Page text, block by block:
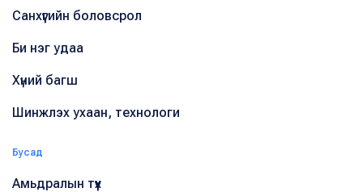
Санхүүгийн боловсрол
Би нэг удаа
Хүний багш
Шинжлэх ухаан, технологи
Бусад
Амьдралын түүх